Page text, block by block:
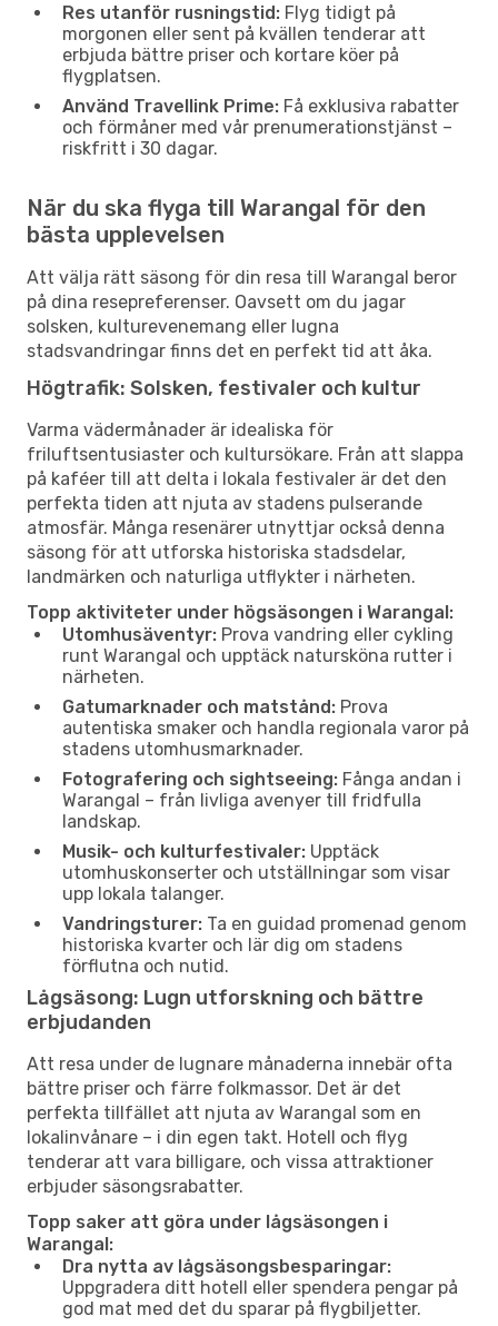
Res utanför rusningstid: Flyg tidigt på
morgonen eller sent på kvällen tenderar att
erbjuda bättre priser och kortare köer på
flygplatsen.
Använd Travellink Prime: Få exklusiva rabatter
och förmåner med vår prenumerationstjänst –
riskfritt i 30 dagar.
När du ska flyga till Warangal för den
bästa upplevelsen
Att välja rätt säsong för din resa till Warangal beror
på dina resepreferenser. Oavsett om du jagar
solsken, kulturevenemang eller lugna
stadsvandringar finns det en perfekt tid att åka.
Högtrafik: Solsken, festivaler och kultur
Varma vädermånader är idealiska för
friluftsentusiaster och kultursökare. Från att slappa
på kaféer till att delta i lokala festivaler är det den
perfekta tiden att njuta av stadens pulserande
atmosfär. Många resenärer utnyttjar också denna
säsong för att utforska historiska stadsdelar,
landmärken och naturliga utflykter i närheten.
Topp aktiviteter under högsäsongen i Warangal:
Utomhusäventyr: Prova vandring eller cykling
runt Warangal och upptäck natursköna rutter i
närheten.
Gatumarknader och matstånd: Prova
autentiska smaker och handla regionala varor på
stadens utomhusmarknader.
Fotografering och sightseeing: Fånga andan i
Warangal – från livliga avenyer till fridfulla
landskap.
Musik- och kulturfestivaler: Upptäck
utomhuskonserter och utställningar som visar
upp lokala talanger.
Vandringsturer: Ta en guidad promenad genom
historiska kvarter och lär dig om stadens
förflutna och nutid.
Lågsäsong: Lugn utforskning och bättre
erbjudanden
Att resa under de lugnare månaderna innebär ofta
bättre priser och färre folkmassor. Det är det
perfekta tillfället att njuta av Warangal som en
lokalinvånare – i din egen takt. Hotell och flyg
tenderar att vara billigare, och vissa attraktioner
erbjuder säsongsrabatter.
Topp saker att göra under lågsäsongen i
Warangal:
Dra nytta av lågsäsongsbesparingar:
Uppgradera ditt hotell eller spendera pengar på
god mat med det du sparar på flygbiljetter.